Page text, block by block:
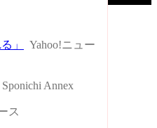
」
Yahoo!ニュー
Annex
ス